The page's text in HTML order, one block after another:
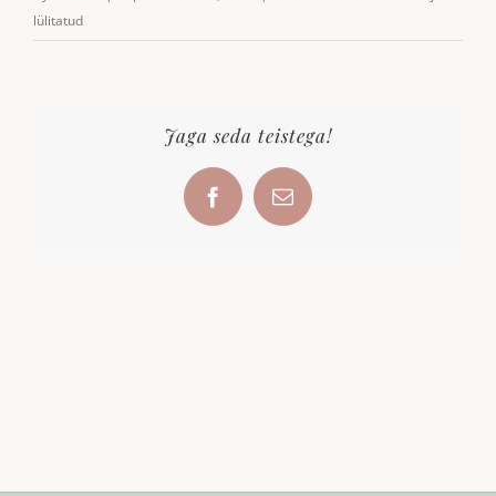
lülitatud
Jaga seda teistega!
FacebookEmail